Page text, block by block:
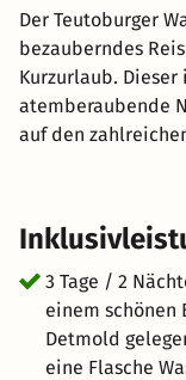
Der Teutoburger
bezauberndes
Kurzurlaub.
atemberaubende
auf den
frische Luft und
gesamte Region
beeindruckende
Kulturdenkmal in
faszinierende
auch eine
Bedeutung. Der Teutoburger Wald ist reich an
3 Tage / 2
einem
Detmold
eine Flasche